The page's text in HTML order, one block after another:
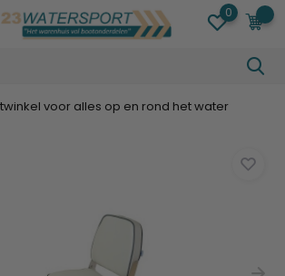
0
voor alles op en rond het water